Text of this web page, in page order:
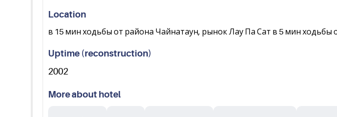
Location
в 15 мин ходьбы от района Чайнатаун, рынок Лау Па Сат в 5 мин ходьбы
Uptime (reconstruction)
2002
More about hotel